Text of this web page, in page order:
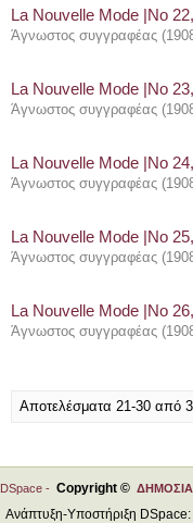
La Nouvelle Mode |Νο
Άγνωστος συγγραφέας (
La Nouvelle Mode |Νο
Άγνωστος συγγραφέας (
La Nouvelle Mode |Νο
Άγνωστος συγγραφέας (
La Nouvelle Mode |Νο
Άγνωστος συγγραφέας (
La Nouvelle Mode |Νο
Άγνωστος συγγραφέας (
Αποτελέσματα 21-30 από
DSpace - Copyright ©
Ανάπτυξη-Υποστήριξη